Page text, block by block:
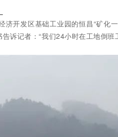
济开发区基础工业园的恒昌“矿化
诉记者：“我们24小时在工地倒